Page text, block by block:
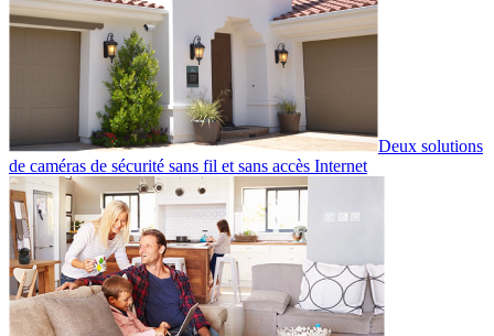
Deux solutions
de caméras de sécurité sans fil et sans accès Internet